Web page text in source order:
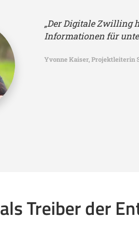
„Der Digitale Zwilling
Informationen für
Yvonne Kaiser, Projektleiterin
als Treiber der